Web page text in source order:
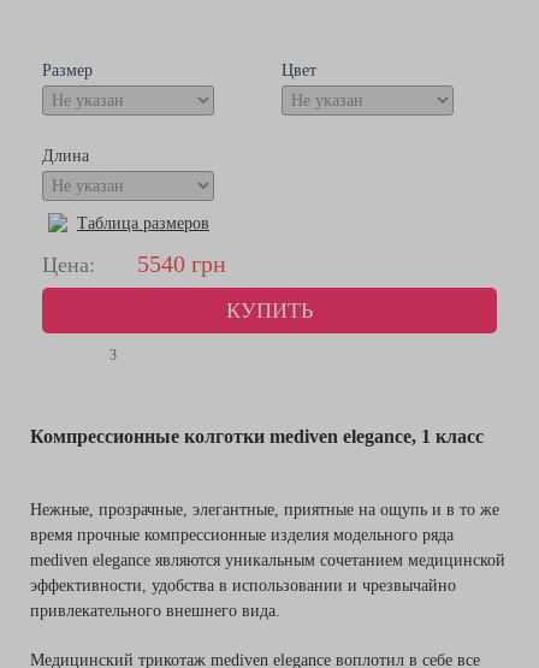
Размер Цвет
Длина
Таблица размеров
Цена: 5540 грн
КУПИТЬ
3
Компрессионные колготки mediven elegance, 1 класс
Нежные, прозрачные, элегантные, приятные на ощупь и в то же
время прочные компрессионные изделия модельного ряда
mediven elegance являются уникальным сочетанием медицинской
эффективности, удобства в использовании и чрезвычайно
привлекательного внешнего вида.
Медицинский трикотаж mediven elegance воплотил в себе все